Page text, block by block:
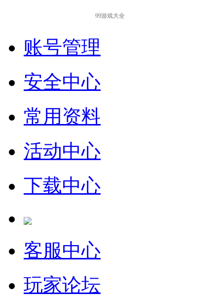
99游戏大全
账号管理
安全中心
常用资料
活动中心
下载中心
客服中心
玩家论坛